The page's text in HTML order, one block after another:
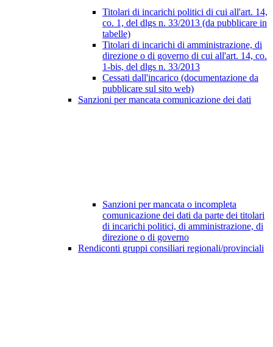
Titolari di incarichi politici di cui all'art. 14,
co. 1, del dlgs n. 33/2013 (da pubblicare in
tabelle)
Titolari di incarichi di amministrazione, di
direzione o di governo di cui all'art. 14, co.
1-bis, del dlgs n. 33/2013
Cessati dall'incarico (documentazione da
pubblicare sul sito web)
Sanzioni per mancata comunicazione dei dati
Sanzioni per mancata o incompleta
comunicazione dei dati da parte dei titolari
di incarichi politici, di amministrazione, di
direzione o di governo
Rendiconti gruppi consiliari regionali/provinciali